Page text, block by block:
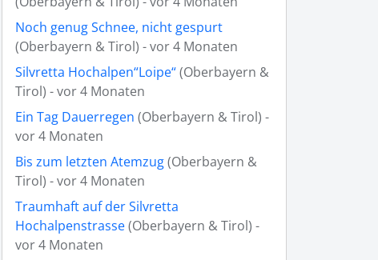
Noch genug Schnee, nicht gespurt
(Oberbayern & Tirol) - vor 4 Monaten
Silvretta Hochalpen“Loipe“(Oberbayern &
Tirol) - vor 4 Monaten
Ein Tag Dauerregen (Oberbayern & Tirol) -
vor 4 Monaten
Bis zum letzten Atemzug(Oberbayern &
Tirol) - vor 4 Monaten
Traumhaft auf der Silvretta
Hochalpenstrasse(Oberbayern & Tirol) -
vor 4 Monaten